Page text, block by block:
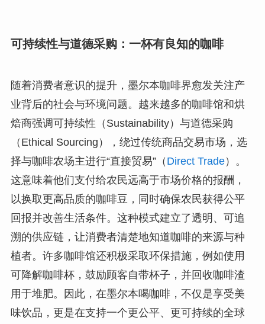
可持续性与道德采购：一杯有良知的咖啡
随着消费者意识的提升，墨尔本咖啡界愈发关注产
业背后的社会与环境问题。越来越多的咖啡馆和烘
焙商强调可持续性（Sustainability）与道德采购
（Ethical Sourcing），绕过传统商品交易市场，选
择与咖啡农场主进行“直接贸易”（ Direct Trade）。
这意味着他们支付给农民远高于市场价格的报酬，
以换取更高品质的咖啡豆，同时确保农民获得公平
回报并改善生活条件。这种模式建立了透明、可追
溯的供应链，让消费者清楚地知道咖啡的来源与种
植者。许多咖啡馆还积极采取环保措施，例如使用
可降解咖啡杯，鼓励顾客自带杯子，并回收咖啡渣
用于堆肥。因此，在墨尔本喝咖啡，不仅是享受美
味饮品，更是在支持一个更公平、更可持续的全球